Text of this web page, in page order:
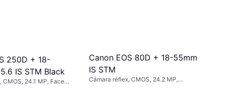
250D + 18-
IS STM Black
CMOS, 24.1 MP, Face
Canon EOS 80D + 18-55mm
IS STM
Cámara réflex, CMOS, 24.2 MP,